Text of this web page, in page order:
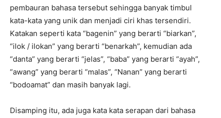
pembauran bahasa tersebut sehingga banyak timbul
kata-kata yang unik dan menjadi ciri khas tersendiri.
Katakan seperti kata “bagenin” yang berarti “biarkan”,
“ilok / ilokan” yang berarti “benarkah”, kemudian ada
“danta” yang berarti “jelas”, “baba” yang berarti “ayah”,
“awang” yang berarti “malas”, “Nanan” yang berarti
“bodoamat” dan masih banyak lagi.
Disamping itu, ada juga kata kata serapan dari bahasa